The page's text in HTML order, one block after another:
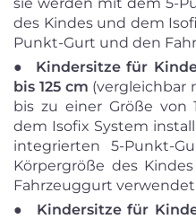
des Kindes und dem
Punkt-Gurt und den
●
Kindersitze für
bis 125 cm (vergleichbar
bis zu einer Größe von
dem Isofix System
integrierten 5-Punkt-
Körpergröße des
Fahrzeuggurt
●
Kindersitze für